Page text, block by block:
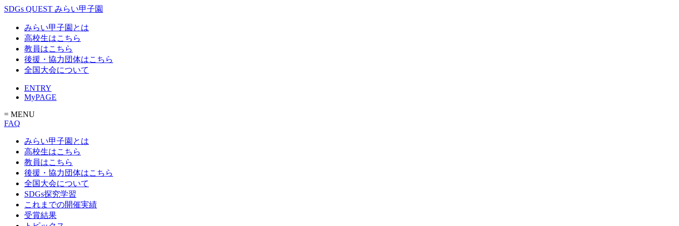
SDGs QUEST みらい甲子園
みらい甲子園とは
高校生はこちら
教員はこちら
後援・協力団体はこちら
全国大会について
ENTRY
MyPAGE
= MENU
FAQ
みらい甲子園とは
高校生はこちら
教員はこちら
後援・協力団体はこちら
全国大会について
SDGs探究学習
これまでの開催実績
受賞結果